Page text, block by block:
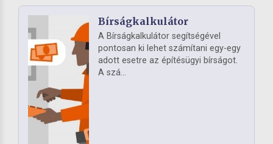
Bírságkalkulátor
A Bírságkalkulátor segítségével
pontosan ki lehet számítani egy-egy
adott esetre az építésügyi bírságot.
A szá...